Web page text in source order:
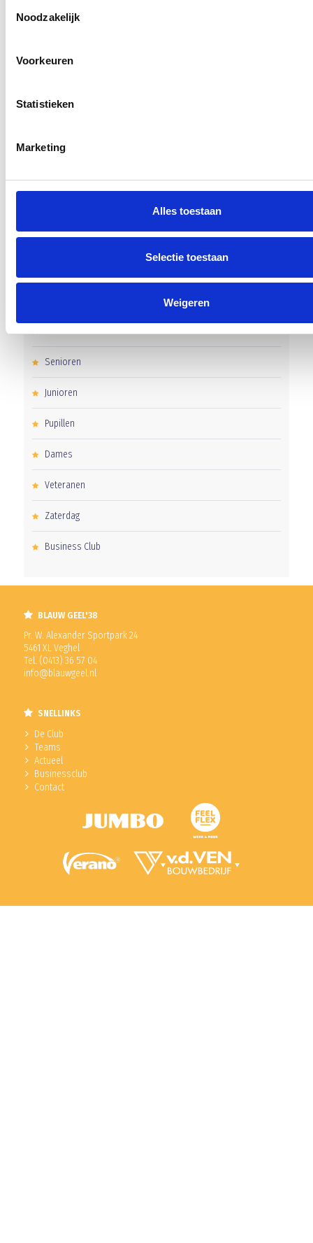
Noodzakelijk
Voorkeuren
Statistieken
Marketing
Alles toestaan
Selectie toestaan
Weigeren
‘Méér kansen voor de eigen jeugd’
Uitnodiging voor de EXTRA Algemene Ledenvergadering
Clubnieuws
Senioren
Junioren
Pupillen
Dames
Veteranen
Zaterdag
Business Club
BLAUW GEEL'38
Pr. W. Alexander Sportpark 24
5461 XL Veghel
Tel. (0413) 36 57 04
info@blauwgeel.nl
SNELLINKS
De Club
Teams
Actueel
Businessclub
Contact